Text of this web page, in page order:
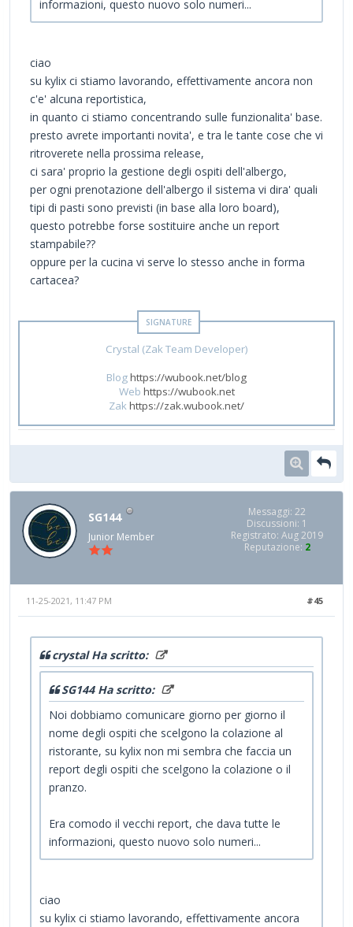
informazioni, questo nuovo solo numeri...
ciao
su kylix ci stiamo lavorando, effettivamente ancora non
c'e' alcuna reportistica,
in quanto ci stiamo concentrando sulle funzionalita' base.
presto avrete importanti novita', e tra le tante cose che vi
ritroverete nella prossima release,
ci sara' proprio la gestione degli ospiti dell'albergo,
per ogni prenotazione dell'albergo il sistema vi dira' quali
tipi di pasti sono previsti (in base alla loro board),
questo potrebbe forse sostituire anche un report
stampabile??
oppure per la cucina vi serve lo stesso anche in forma
cartacea?
Crystal (Zak Team Developer)
Bloghttps://wubook.net/blog
Web https://wubook.net
Zak https://zak.wubook.net/
SG144
Junior Member
Messaggi: 22
Discussioni: 1
Registrato: Aug 2019
Reputazione: 2
#45
11-25-2021, 11:47 PM
crystal Ha scritto:
SG144 Ha scritto:
Noi dobbiamo comunicare giorno per giorno il
nome degli ospiti che scelgono la colazione al
ristorante, su kylix non mi sembra che faccia un
report degli ospiti che scelgono la colazione o il
pranzo.
Era comodo il vecchi report, che dava tutte le
informazioni, questo nuovo solo numeri...
ciao
su kylix ci stiamo lavorando, effettivamente ancora